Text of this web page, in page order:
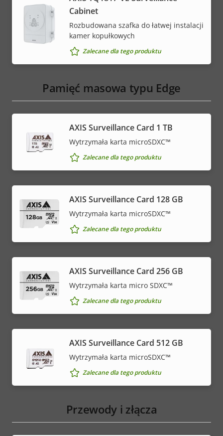
Cabinet
Rozbudowana szafka do łatwej instalacji
kamer kopułkowych
Zalecane dla tego produktu
Pamięć masowa typu Edge
AXIS Surveillance Card 1 TB
Wytrzymała karta microSDXC™
Zalecane dla tego produktu
AXIS Surveillance Card 128 GB
Wytrzymała karta microSDXC™
Zalecane dla tego produktu
AXIS Surveillance Card 256 GB
Wytrzymała karta micro SDXC™
Zalecane dla tego produktu
AXIS Surveillance Card 512 GB
Wytrzymała karta microSDXC™
Zalecane dla tego produktu
Przewody i złącza